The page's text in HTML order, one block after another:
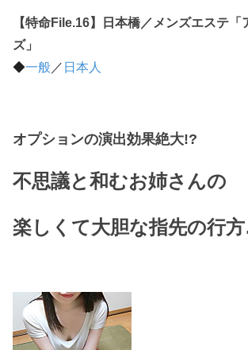
【特命File.16】日本橋／メンズエステ「
ズ」
◆一般 ／ 日本人
オプションの演出効果絶大!?
不思議と和むお姉さんの
楽しくて大胆な指先の行